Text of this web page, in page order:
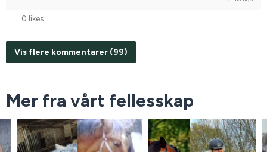
0 likes
Vis flere kommentarer (99)
Mer fra vårt fellesskap